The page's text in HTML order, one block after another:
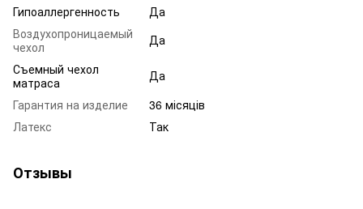
Гипоаллергенность
Да
Воздухопроницаемый
чехол
Да
Съемный чехол
матраса
Да
Гарантия на изделие
36 місяців
Латекс
Так
Отзывы